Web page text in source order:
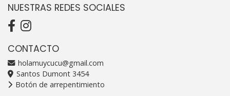
NUESTRAS REDES SOCIALES
CONTACTO
holamuycucu@gmail.com
Santos Dumont 3454
Botón de arrepentimiento